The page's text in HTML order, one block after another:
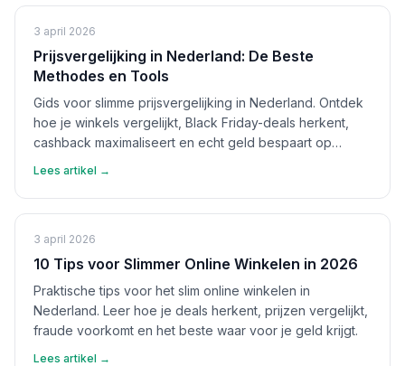
3 april 2026
Prijsvergelijking in Nederland: De Beste
Methodes en Tools
Gids voor slimme prijsvergelijking in Nederland. Ontdek
hoe je winkels vergelijkt, Black Friday-deals herkent,
cashback maximaliseert en echt geld bespaart op
Lees artikel →
3 april 2026
10 Tips voor Slimmer Online Winkelen in 2026
Praktische tips voor het slim online winkelen in
Nederland. Leer hoe je deals herkent, prijzen vergelijkt,
fraude voorkomt en het beste waar voor je geld krijgt.
Lees artikel →